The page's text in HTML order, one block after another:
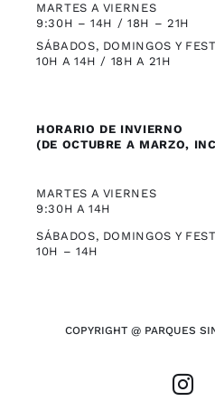
MARTES A VIERNES
9:30H – 14H / 18H – 21H
SÁBADOS, DOMINGOS Y
10H A 14H / 18H A 21H
HORARIO DE INVIERNO
(DE OCTUBRE A MARZO,
MARTES A VIERNES
9:30H A 14H
SÁBADOS, DOMINGOS Y
10H – 14H
COPYRIGHT @ PARQUES